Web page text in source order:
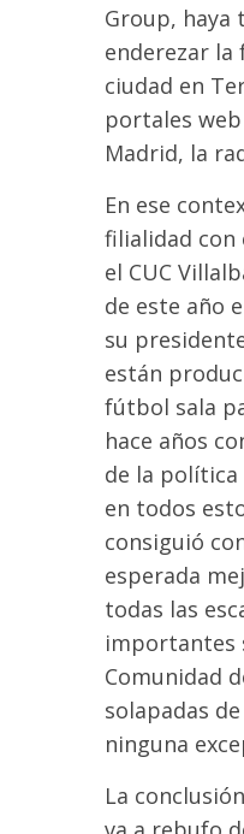
Group, haya
enderezar la
ciudad en
portales
Madrid, la
En ese
filialidad con
el CUC
de este año
su
están
fútbol sala
hace años
de la
en todos
consiguió
esperada
todas las
importantes
Comunidad
solapadas
ninguna
La